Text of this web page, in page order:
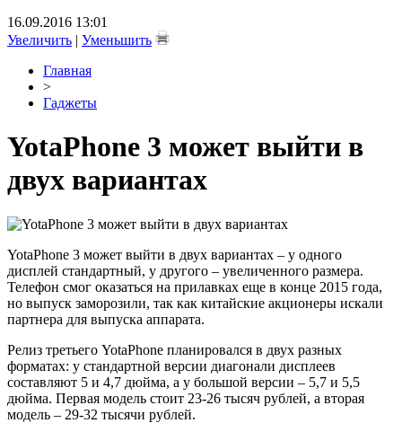
16.09.2016 13:01
Увеличить | Уменьшить
Главная
>
Гаджеты
YotaPhone 3 может выйти в
двух вариантах
YotaPhone 3 может выйти в двух вариантах – у одного
дисплей стандартный, у другого – увеличенного размера.
Телефон смог оказаться на прилавках еще в конце 2015 года,
но выпуск заморозили, так как китайские акционеры искали
партнера для выпуска аппарата.
Релиз третьего YotaPhone планировался в двух разных
форматах: у стандартной версии диагонали дисплеев
составляют 5 и 4,7 дюйма, а у большой версии – 5,7 и 5,5
дюйма. Первая модель стоит 23-26 тысяч рублей, а вторая
модель – 29-32 тысячи рублей.